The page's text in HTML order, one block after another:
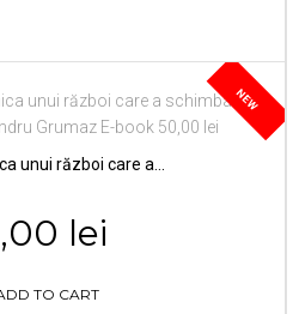
NEW
unui război care a...
lei
TO CART